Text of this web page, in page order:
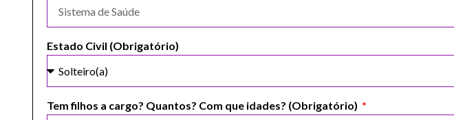
Estado Civil (Obrigatório)
Tem filhos a cargo? Quantos? Com que idades? (Obrigatório)